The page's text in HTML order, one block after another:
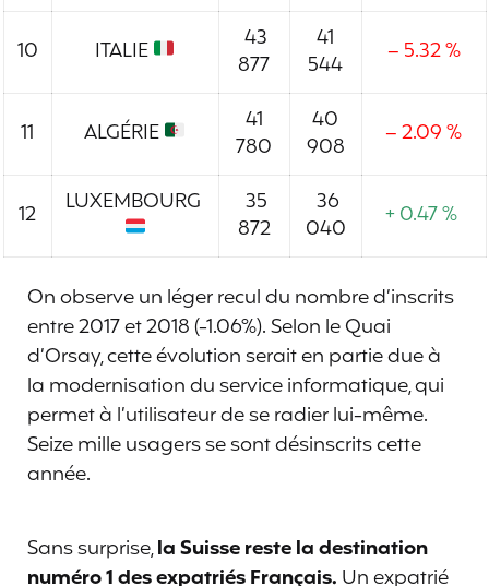
10 ITALIE
43
877
41
544
– 5.32 %
11 ALGÉRIE
41
780
40
908
– 2.09 %
12 LUXEMBOURG
35
872
36
040
+ 0.47 %
On observe un léger recul du nombre d’inscrits
entre 2017 et 2018 (-1.06%). Selon le Quai
d’Orsay, cette évolution serait en partie due à
la modernisation du service informatique, qui
permet à l’utilisateur de se radier lui-même.
Seize mille usagers se sont désinscrits cette
année.
Sans surprise,la Suisse reste la destination
numéro 1 des expatriés Français. Un expatrié